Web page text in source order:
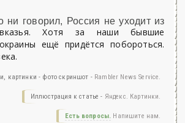
ни говорил, Россия не уходит из
Хотя за наши бывшие
ещё придётся побороться.
картинки - фото скриншот - Rambler News Service.
Иллюстрация к статье - Яндекс. Картинки.
Есть вопросы. Напишите нам.